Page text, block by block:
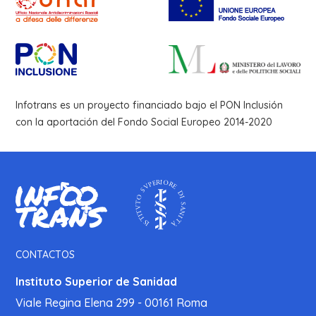
Infotrans es un proyecto financiado bajo el PON Inclusión
con la aportación del Fondo Social Europeo 2014-2020
CONTACTOS
Instituto Superior de Sanidad
Viale Regina Elena 299 - 00161 Roma